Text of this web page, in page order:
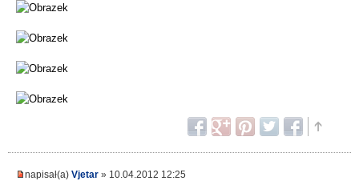
napisał(a) Vjetar » 10.04.2012 12:25